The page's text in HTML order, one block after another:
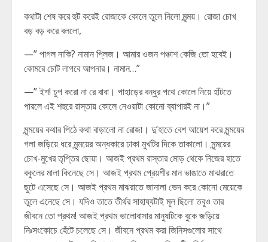
কথাটা শেষ করে হুট করেই রোজাকে কোলে তুলে নিলো মৃন্ময়। রোজা চোখ
বড় বড় করে বললো,
—” পাগল নাকি? নামান প্লিজ। আমার ওজন পঞ্চাশ কেজি তো হবেই।
কোমরে চোট লাগবে আপনার। নামান…”
—” ইশ! চুপ করো না রে বাবা। পাহাড়ের বন্ধুর পথে কোলে নিয়ে হাঁটতে
পারলে এই শহুরে রাস্তায় কোলে নেওয়াটা কোনো ব্যাপারই না।”
মৃন্ময়ের কথার পিঠে কথা বাড়ালো না রোজা। দু’হাতে বেশ আয়েশ করে মৃন্ময়ের
গলা জড়িয়ে ধরে মৃন্ময়ের অন্ধকারে ঢাকা মুখটির দিকে তাকালো। মৃন্ময়ের
চোখ-মুখের তৃপ্তির ছোয়া। আজই প্রথম রাস্তার মোড় থেকে নিজের হাতে
বকুলের মালা কিনেছে সে। আজই প্রথম প্রেয়শীর মান ভাঙাতে মাঝরাতে
ছুটে এসেছে সে। আজই প্রথম মাঝরাতে জানালা ভেদ করে কোনো মেয়েকে
তুলে এনেছে সে। যদিও তাতে তীর্থর সাহায্যটাই মূল ছিলো তবুও তার
জীবনে তো প্রথম! আজই প্রথম ভালোবাসার মানুষটিকে বুকে জড়িয়ে
নিঃসংকোচে হেঁটে চলেছে সে। জীবনে প্রথম করা জিনিসগুলোর সাথে